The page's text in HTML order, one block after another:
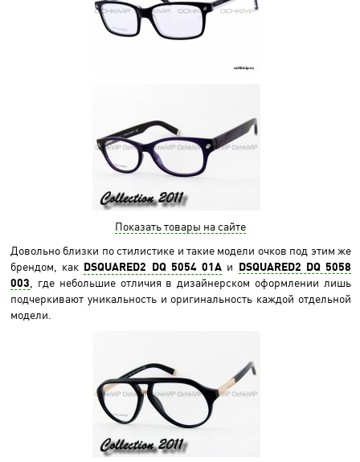
Показать товары на сайте
Довольно близки по стилистике и такие модели очков под этим же
брендом, как DSQUARED2 DQ 5054 01A и DSQUARED2 DQ 5058
003 , где небольшие отличия в дизайнерском оформлении лишь
подчеркивают уникальность и оригинальность каждой отдельной
модели.